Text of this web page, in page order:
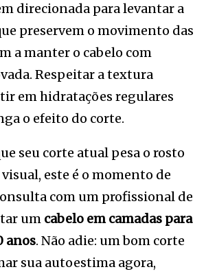
direcionada para levantar a
preservem o movimento das
a manter o cabelo com
Respeitar a textura
em hidratações regulares
o efeito do corte.
seu corte atual pesa o rosto
este é o momento de
com um profissional de
um cabelo em camadas para
anos. Não adie: um bom corte
sua autoestima agora,